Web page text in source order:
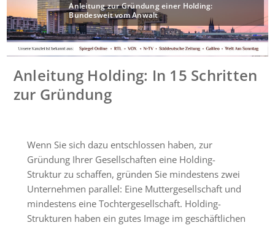
Anleitung zur Gründung einer Holding:
Bundesweit vom Anwalt
Anleitung Holding: In 15 Schritten
zur Gründung
Wenn Sie sich dazu entschlossen haben, zur
Gründung Ihrer Gesellschaften eine Holding-
Struktur zu schaffen, gründen Sie mindestens zwei
Unternehmen parallel: Eine Muttergesellschaft und
mindestens eine Tochtergesellschaft. Holding-
Strukturen haben ein gutes Image im geschäftlichen